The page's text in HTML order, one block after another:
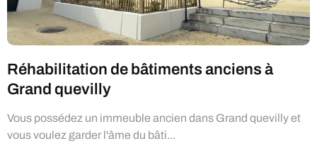
Réhabilitation de bâtiments anciens à
Grand quevilly
Vous possédez un immeuble ancien dans Grand quevilly et
vous voulez garder l'âme du bâti...